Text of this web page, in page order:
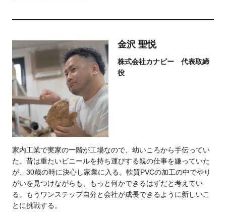
金沢 聖悦
株式会社カナビー 代表取締
役
家内工業で実家の一階が工場なので、幼いころから手伝ってい
た。昔は重たいビニールを持ち運びする親の仕事を嫌っていた
が、30歳の時に決心し家業に入る。軟質PVCの加工の中でやり
がいを見つけながらも、もっと何かできるはずだと考えてい
る。もうワンステップ自分と会社が成長できるように新しいこ
とに挑戦する。